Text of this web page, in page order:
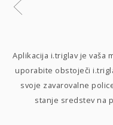
Aplikacija i.triglav je vaša
uporabite obstoječi
svoje zavarovalne
stanje sredstev na